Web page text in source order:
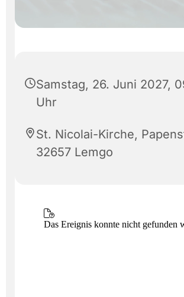
Samstag, 26. Juni 2027,
Uhr
St. Nicolai-Kirche,
32657 Lemgo